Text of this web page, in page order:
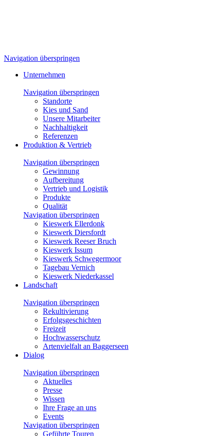
Navigation überspringen
Unternehmen
Navigation überspringen
Standorte
Kies und Sand
Unsere Mitarbeiter
Nachhaltigkeit
Referenzen
Produktion & Vertrieb
Navigation überspringen
Gewinnung
Aufbereitung
Vertrieb und Logistik
Produkte
Qualität
Navigation überspringen
Kieswerk Ellerdonk
Kieswerk Diersfordt
Kieswerk Reeser Bruch
Kieswerk Issum
Kieswerk Schwegermoor
Tagebau Vernich
Kieswerk Niederkassel
Landschaft
Navigation überspringen
Rekultivierung
Erfolgsgeschichten
Freizeit
Hochwasserschutz
Artenvielfalt an Baggerseen
Dialog
Navigation überspringen
Aktuelles
Presse
Wissen
Ihre Frage an uns
Events
Navigation überspringen
Geführte Touren